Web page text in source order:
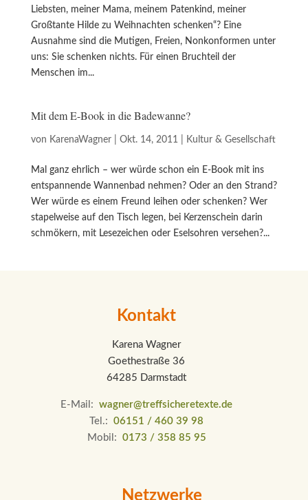
Liebsten, meiner Mama, meinem Patenkind, meiner
Großtante Hilde zu Weihnachten schenken“? Eine
Ausnahme sind die Mutigen, Freien, Nonkonformen unter
uns: Sie schenken nichts. Für einen Bruchteil der
Menschen im...
Mit dem E-Book in die Badewanne?
von KarenaWagner| Okt. 14, 2011 Kultur & Gesellschaft
Mal ganz ehrlich – wer würde schon ein E-Book mit ins
entspannende Wannenbad nehmen? Oder an den Strand?
Wer würde es einem Freund leihen oder schenken? Wer
stapelweise auf den Tisch legen, bei Kerzenschein darin
schmökern, mit Lesezeichen oder Eselsohren versehen?...
Kontakt
Karena Wagner
Goethestraße 36
64285 Darmstadt
E-Mail:wagner@treffsicheretexte.de
Tel.:06151 / 460 39 98
Mobil: 0173 / 358 85 95
Netzwerke